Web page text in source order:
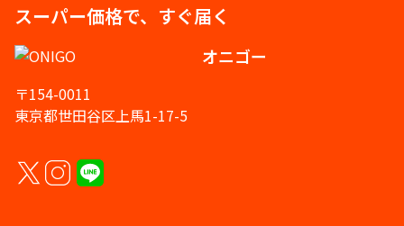
スーパー価格で、すぐ届く
オニゴー
〒154-0011
東京都世田谷区上馬1-17-5